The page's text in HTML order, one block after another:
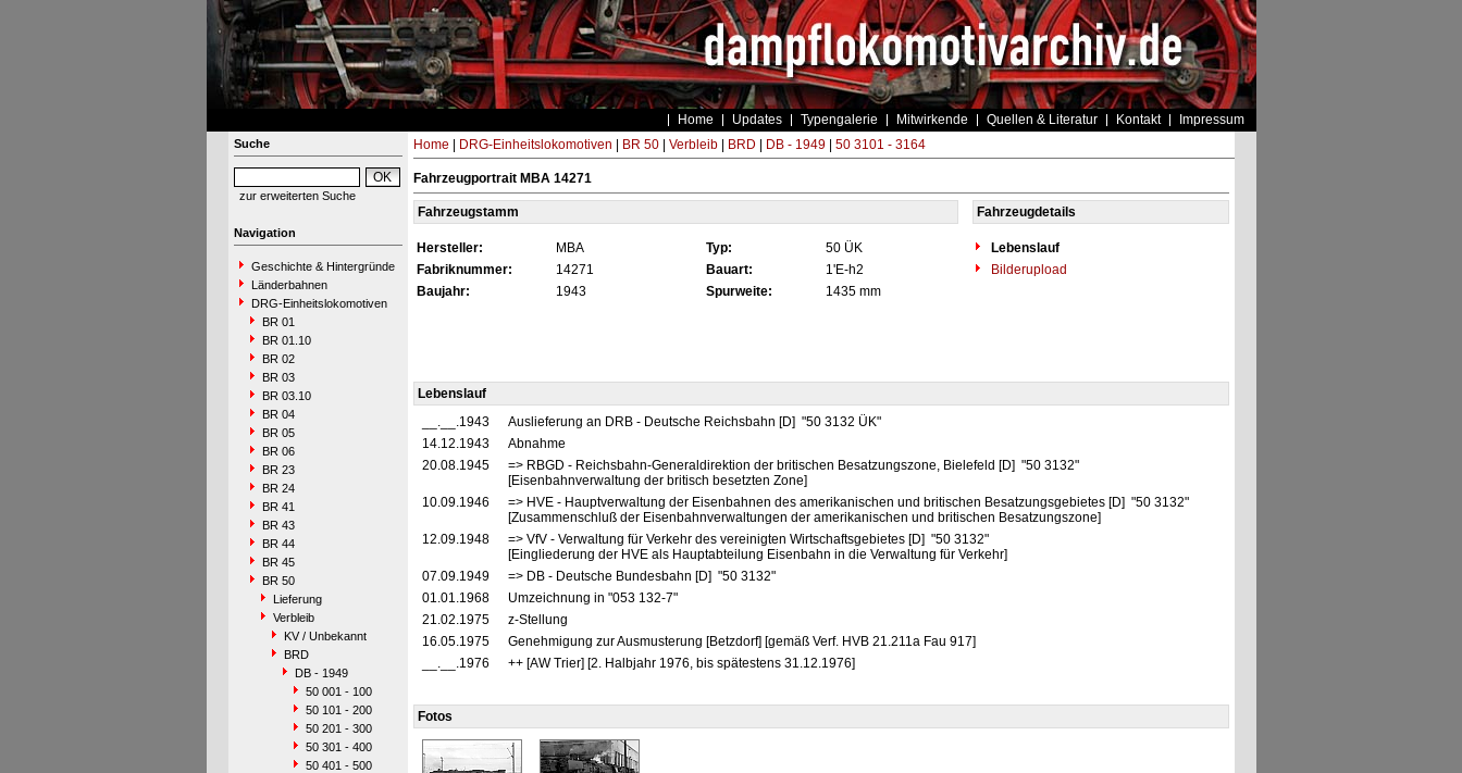
Home Updates Typengalerie Mitwirkende Quellen & Literatur Kontakt Impressum
Suche
zur erweiterten Suche
Navigation
Geschichte & Hintergründe
Länderbahnen
DRG-Einheitslokomotiven
BR 01
BR 01.10
BR 02
BR 03
BR 03.10
BR 04
BR 05
BR 06
BR 23
BR 24
BR 41
BR 43
BR 44
BR 45
BR 50
Lieferung
Verbleib
KV / Unbekannt
BRD
DB - 1949
50 001 - 100
50 101 - 200
50 201 - 300
50 301 - 400
50 401 - 500
Home DRG-Einheitslokomotiven BR 50| Verbleib| BRD DB - 1949| 50 3101 - 3164
Fahrzeugportrait MBA 14271
Fahrzeugstamm Fahrzeugdetails
Hersteller: MBA Typ: 50 ÜK
Lebenslauf
Fabriknummer:
14271 Bauart: 1'E-h2
Bilderupload
Baujahr:
1943 Spurweite: 1435 mm
Lebenslauf
__.__.1943
Auslieferung an DRB - Deutsche Reichsbahn [D] "50 3132 ÜK"
14.12.1943
Abnahme
20.08.1945
=> RBGD - Reichsbahn-Generaldirektion der britischen Besatzungszone, Bielefeld [D] "50 3132"
[Eisenbahnverwaltung der britisch besetzten Zone]
10.09.1946
=> HVE - Hauptverwaltung der Eisenbahnen des amerikanischen und britischen Besatzungsgebietes [D] "50 3132"
[Zusammenschluß der Eisenbahnverwaltungen der amerikanischen und britischen Besatzungszone]
12.09.1948
=> VfV - Verwaltung für Verkehr des vereinigten Wirtschaftsgebietes [D] "50 3132"
[Eingliederung der HVE als Hauptabteilung Eisenbahn in die Verwaltung für Verkehr]
07.09.1949
=> DB - Deutsche Bundesbahn [D] "50 3132"
01.01.1968
Umzeichnung in "053 132-7"
21.02.1975
z-Stellung
16.05.1975
Genehmigung zur Ausmusterung [Betzdorf] [gemäß Verf. HVB 21.211a Fau 917]
__.__.1976
++ [AW Trier] [2. Halbjahr 1976, bis spätestens 31.12.1976]
Fotos